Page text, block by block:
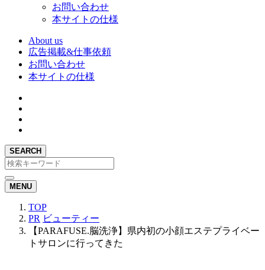
お問い合わせ
本サイトの仕様
About us
広告掲載&仕事依頼
お問い合わせ
本サイトの仕様
SEARCH
MENU
TOP
PR ビューティー
【PARAFUSE.脳洗浄】県内初の小顔エステプライベー
トサロンに行ってきた